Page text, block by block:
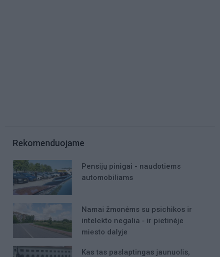
Rekomenduojame
Pensijų pinigai - naudotiems
automobiliams
Namai žmonėms su psichikos ir
intelekto negalia - ir pietinėje
miesto dalyje
Kas tas paslaptingas jaunuolis,